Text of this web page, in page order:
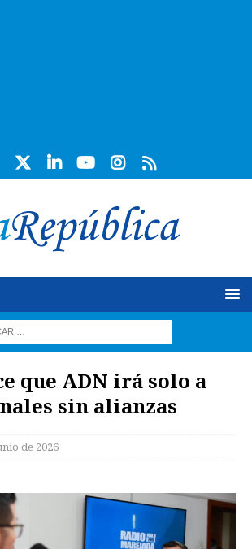
que ADN irá solo a
sin alianzas
de 2026